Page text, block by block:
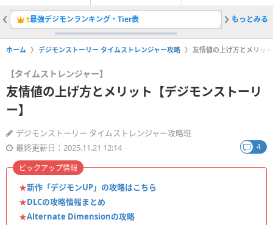
1最強デジモンランキング・Tier表 2登場デ
もっとみる
ホーム デジモンストーリー タイムストレンジャー攻略 友情値の上げ方とメリッ
【タイムストレンジャー】
友情値の上げ方とメリット【デジモンストーリ
ー】
デジモンストーリー タイムストレンジャー攻略班
最終更新日：2025.11.21 12:14
4
★新作「デジモンUP」の攻略はこちら
★DLCの攻略情報まとめ
★Alternate Dimensionの攻略
ピックアップ情報